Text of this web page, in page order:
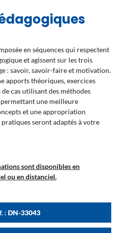
en séquences qui respectent
et agissent sur les trois
: savoir, savoir-faire et motivation.
apports théoriques, exercices
cas utilisant des méthodes
une meilleure
et une appropriation
pratiques seront adaptés à votre
sont disponibles en
ou en distanciel.
: DN-33043